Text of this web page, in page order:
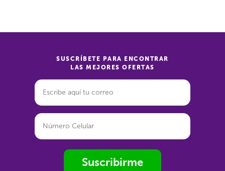
SUSCRÍBETE PARA ENCONTRAR
LAS MEJORES OFERTAS
Suscribirme